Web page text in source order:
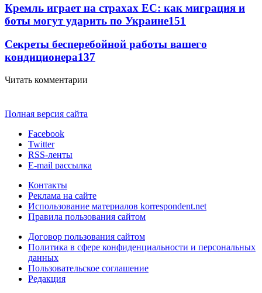
Кремль играет на страхах ЕС: как миграция и
боты могут ударить по Украине151
Секреты бесперебойной работы вашего
кондиционера137
Читать комментарии
Полная версия сайта
Facebook
Twitter
RSS-ленты
E-mail рассылка
Контакты
Реклама на сайте
Использование материалов korrespondent.net
Правила пользования сайтом
Договор пользования сайтом
Политика в сфере конфиденциальности и персональных
данных
Пользовательское соглашение
Редакция